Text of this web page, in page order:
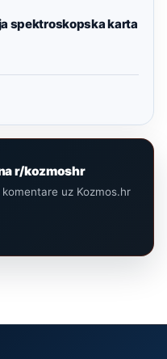
spektroskopska karta
r/kozmoshr
uz Kozmos.hr